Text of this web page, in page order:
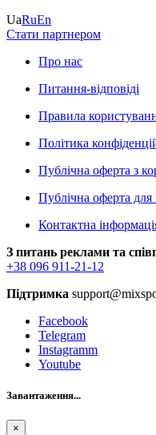
UaRuEn
Стати партнером
Про нас
Питання-відповіді
Правила
Політика
Публічна оферта з
Публічна оферта для
Контактна
З питань реклами та
+38 096 911-21-12
Підтримка
Facebook
Telegram
Instagramm
Youtube
Завантаження...
×